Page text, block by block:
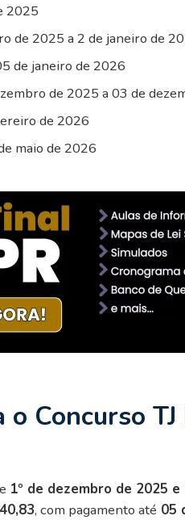
2025
de 2025 a 2 de janeiro de
de janeiro de 2026
de 2025 a 03 de
de 2026
maio de 2026
Concurso TJ
1º de dezembro de 2025
, com pagamento até 05